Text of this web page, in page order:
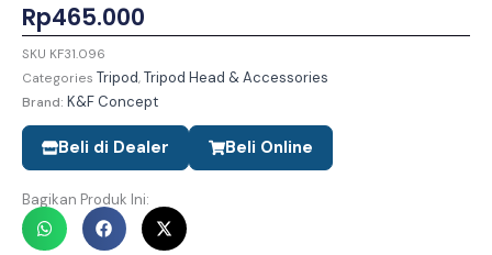
Rp465.000
SKU KF31.096
Categories Tripod,Tripod Head & Accessories
Brand: K&F Concept
Beli di Dealer Beli Online
Bagikan Produk Ini: